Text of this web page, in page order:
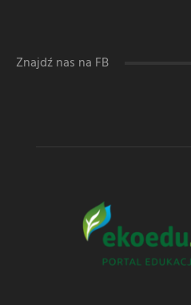
Znajdź nas na FB